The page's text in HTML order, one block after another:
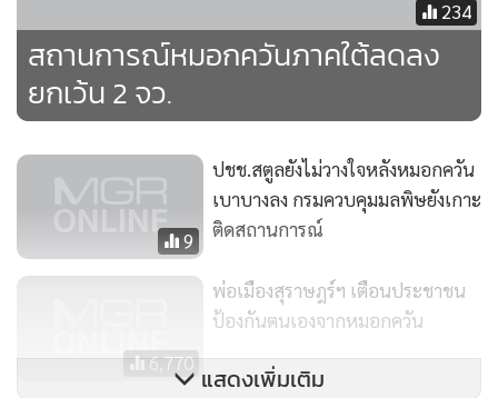
234
สถานการณ์หมอกควันภาคใต้ลดลง
ยกเว้น 2 จว.
9
ปชช.สตูลยังไม่วางใจหลังหมอกควัน
เบาบางลง กรมควบคุมมลพิษยังเกาะ
ติดสถานการณ์
6,770
พ่อเมืองสุราษฎร์ฯ เตือนประชาชน
ป้องกันตนเองจากหมอกควัน
แสดงเพิ่มเติม